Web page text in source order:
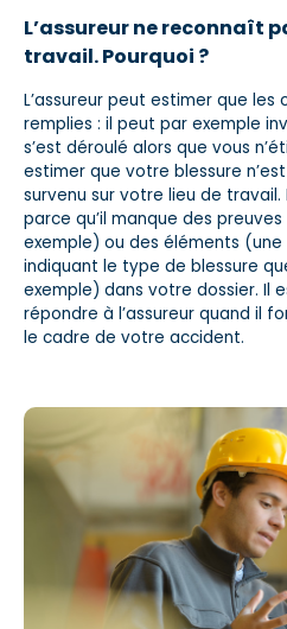
L’assureur ne reconnaît
travail. Pourquoi ?
L’assureur peut estimer que les
remplies : il peut par exemple
s’est déroulé alors que vous
estimer que votre blessure
survenu sur votre lieu de travail.
parce qu’il manque des
exemple) ou des éléments
indiquant le type de blessure
exemple) dans votre dossier. Il
répondre à l’assureur quand il
le cadre de votre accident.